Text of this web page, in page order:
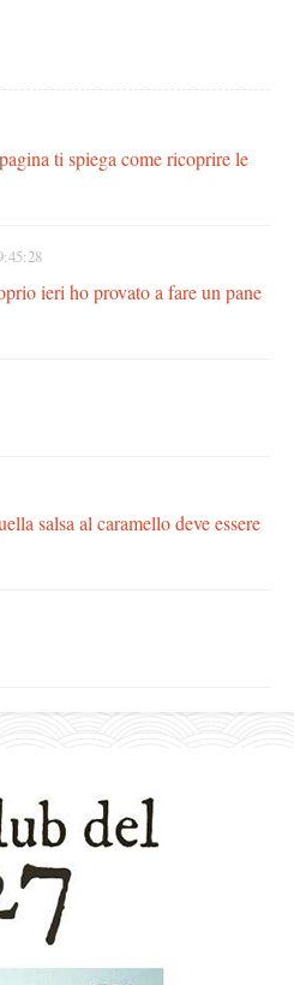
ti spiega come ricoprire le
ieri ho provato a fare un pane
salsa al caramello deve essere